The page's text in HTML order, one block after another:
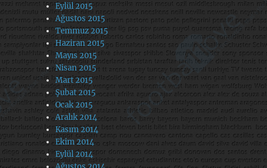
Eylül 2015
Ağustos 2015
Temmuz 2015
Haziran 2015
Mayıs 2015
Nisan 2015
Mart 2015
Şubat 2015
Ocak 2015
Aralık 2014
Kasım 2014
Ekim 2014
Eylül 2014